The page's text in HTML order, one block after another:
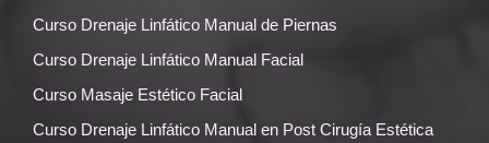
Curso Drenaje Linfático Manual de Piernas
Curso Drenaje Linfático Manual Facial
Curso Masaje Estético Facial
Curso Drenaje Linfático Manual en Post Cirugía Estética